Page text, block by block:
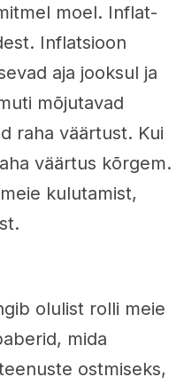
moel. Inflat­
Inflatsioon
aja jooksul ja
mõjutavad
raha väärtust. Kui
väärtus kõrgem.
kulutamist,
olulist rolli meie
mida
ostmiseks,